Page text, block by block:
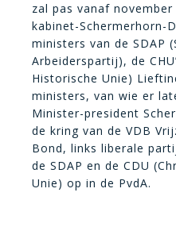
zal pas vanaf
kabinet-Schermerhorn-
ministers van de SDAP
Arbeiderspartij), de
Historische Unie)
ministers, van wie er
Minister-president
de kring van de VDB
Bond, links liberale
de SDAP en de CDU
Unie) op in de PvdA.